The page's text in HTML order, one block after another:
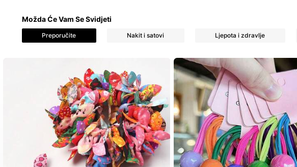
4.92
924 Pratitelji
Možda Će Vam Se Svidjeti
Preporučite Nakit i satovi Ljepota i zdravlje